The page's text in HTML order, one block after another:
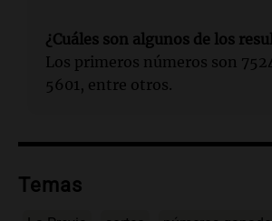
¿Cuáles son algunos de los
Los primeros números son
5601, entre otros.
Temas